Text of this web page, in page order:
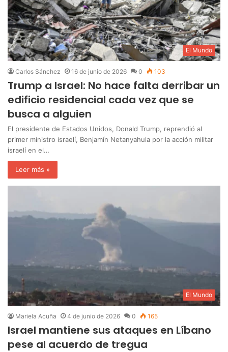
El Mundo
Carlos Sánchez 16 de junio de 2026 0 103
Trump a Israel: No hace falta derribar un
edificio residencial cada vez que se
busca a alguien
El presidente de Estados Unidos, Donald Trump, reprendió al
primer ministro israelí, Benjamín Netanyahula por la acción militar
israelí en el…
Leer más »
El Mundo
Mariela Acuña 4 de junio de 2026 0 165
Israel mantiene sus ataques en Líbano
pese al acuerdo de tregua